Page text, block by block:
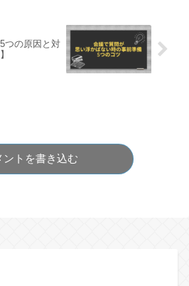
つの原因と対
ントを書き込む